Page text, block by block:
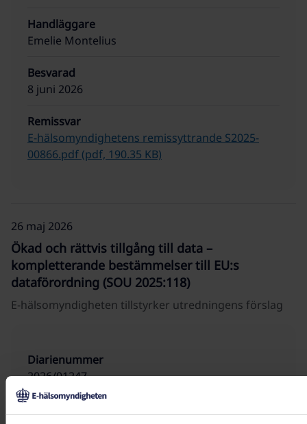
Handläggare
Emelie Montelius
Besvarad
8 juni 2026
Remissvar
E-hälsomyndighetens remissyttrande S2025-
00866.pdf (pdf, 190.35 KB)
Ökad och rättvis tillgång till data –
kompletterande bestämmelser till EU:s
dataförordning (SOU 2025:118)
26 maj 2026
E-hälsomyndigheten tillstyrker utredningens förslag
Diarienummer
2026/01247